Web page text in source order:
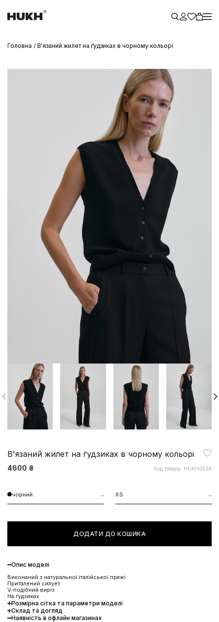
Головна В'язаний жилет на ґудзиках в чорному кольорі
В'язаний жилет на ґудзиках в чорному кольорі
4600 ₴ Код товару: HUKH0538
чорний XS
ДОДАТИ ДО КОШИКА
Опис моделі
Виконаний з натуральної італійської пряжі
Приталений силует
V-подібний виріз
На ґудзиках
Розмірна сітка та параметри моделі
Склад та догляд
Наявність в офлайн магазинах